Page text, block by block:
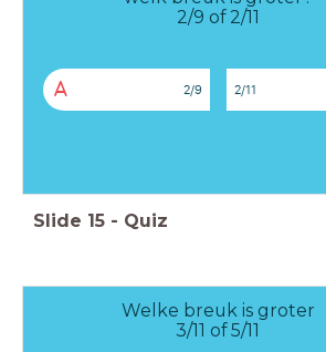
2/9 of 2/11
A 2/9 2/11
Slide 15 - Quiz
Welke breuk is groter
3/11 of 5/11